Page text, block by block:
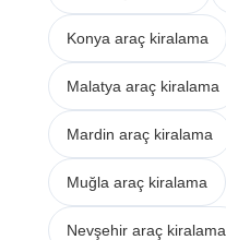
Konya araç kiralama
Malatya araç kiralama
Mardin araç kiralama
Muğla araç kiralama
Nevşehir araç kiralama